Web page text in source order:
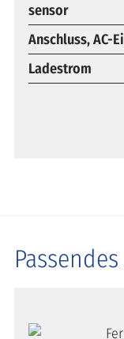
sensor
Anschluss, AC-
Ladestrom